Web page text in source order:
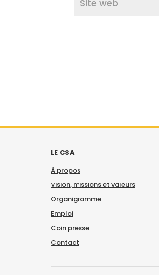
LE CSA
À propos
Vision, missions et valeurs
Organigramme
Emploi
Coin presse
Contact